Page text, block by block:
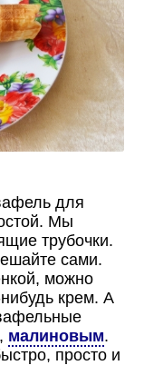
для
Мы
трубочки.
сами.
можно
крем. А
малиновым.
просто и